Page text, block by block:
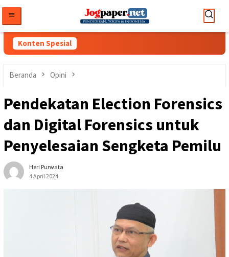
konten
Konten Spesial
Beranda Opini
Pendekatan Election Forensics
dan Digital Forensics untuk
Penyelesaian Sengketa Pemilu
Heri Purwata
4 April 2024